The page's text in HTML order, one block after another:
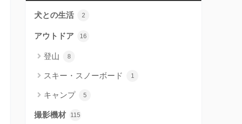
犬との生活 2
アウトドア 16
登山 8
スキー・スノーボード 1
キャンプ 5
撮影機材 115